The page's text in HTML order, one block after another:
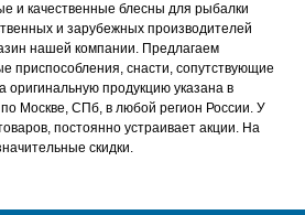
и качественные блесны для рыбалки
и зарубежных производителей
нашей компании. Предлагаем
приспособления, снасти, сопутствующие
оригинальную продукцию указана в
Москве, СПб, в любой регион России. У
постоянно устраивает акции. На
скидки.